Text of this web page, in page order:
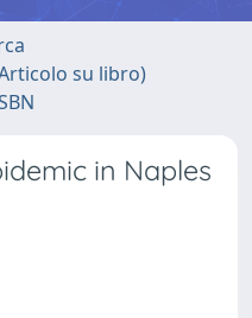
su libro)
in Naples